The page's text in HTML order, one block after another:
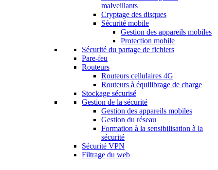
malveillants
Cryptage des disques
Sécurité mobile
Gestion des appareils mobiles
Protection mobile
Sécurité du partage de fichiers
Pare-feu
Routeurs
Routeurs cellulaires 4G
Routeurs à équilibrage de charge
Stockage sécurisé
Gestion de la sécurité
Gestion des appareils mobiles
Gestion du réseau
Formation à la sensibilisation à la
sécurité
Sécurité VPN
Filtrage du web